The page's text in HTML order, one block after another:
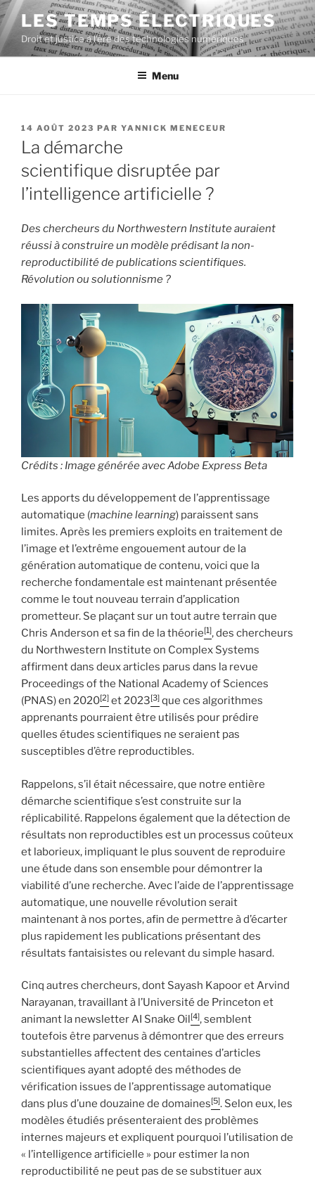
Aller
au
contenu
principal
LES TEMPS ÉLECTRIQUES
Droit et justice à l'ère des technologies numériques
Menu
PUBLIÉ
LE
14 AOÛT 2023 PAR YANNICK MENECEUR
La démarche
scientifique disruptée par
l’intelligence artificielle ?
Des chercheurs du Northwestern Institute auraient
réussi à construire un modèle prédisant la non-
reproductibilité de publications scientifiques.
Révolution ou solutionnisme ?
Crédits : Image générée avec Adobe Express Beta
Les apports du développement de l’apprentissage
automatique (machine learning) paraissent sans
limites. Après les premiers exploits en traitement de
l’image et l’extrême engouement autour de la
génération automatique de contenu, voici que la
recherche fondamentale est maintenant présentée
comme le tout nouveau terrain d’application
prometteur. Se plaçant sur un tout autre terrain que
Chris Anderson et sa fin de la théorie[1], des chercheurs
du Northwestern Institute on Complex Systems
affirment dans deux articles parus dans la revue
Proceedings of the National Academy of Sciences
(PNAS) en 2020[2] et 2023[3] que ces algorithmes
apprenants pourraient être utilisés pour prédire
quelles études scientifiques ne seraient pas
susceptibles d’être reproductibles.
Rappelons, s’il était nécessaire, que notre entière
démarche scientifique s’est construite sur la
réplicabilité. Rappelons également que la détection de
résultats non reproductibles est un processus coûteux
et laborieux, impliquant le plus souvent de reproduire
une étude dans son ensemble pour démontrer la
viabilité d’une recherche. Avec l’aide de l’apprentissage
automatique, une nouvelle révolution serait
maintenant à nos portes, afin de permettre à d’écarter
plus rapidement les publications présentant des
résultats fantaisistes ou relevant du simple hasard.
Cinq autres chercheurs, dont Sayash Kapoor et Arvind
Narayanan, travaillant à l’Université de Princeton et
animant la newsletter AI Snake Oil [4], semblent
toutefois être parvenus à démontrer que des erreurs
substantielles affectent des centaines d’articles
scientifiques ayant adopté des méthodes de
vérification issues de l’apprentissage automatique
dans plus d’une douzaine de domaines[5]. Selon eux, les
modèles étudiés présenteraient des problèmes
internes majeurs et expliquent pourquoi l’utilisation de
« l’intelligence artificielle » pour estimer la non
reproductibilité ne peut pas de se substituer aux